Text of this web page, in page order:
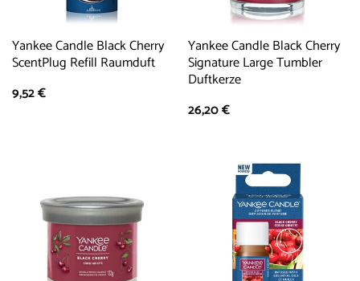
Yankee Candle Black Cherry
ScentPlug Refill Raumduft
9,52€
Yankee Candle Black Cherry
Signature Large Tumbler
Duftkerze
26,20€